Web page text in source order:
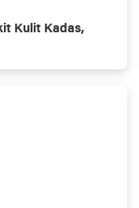
Kulit Kadas,